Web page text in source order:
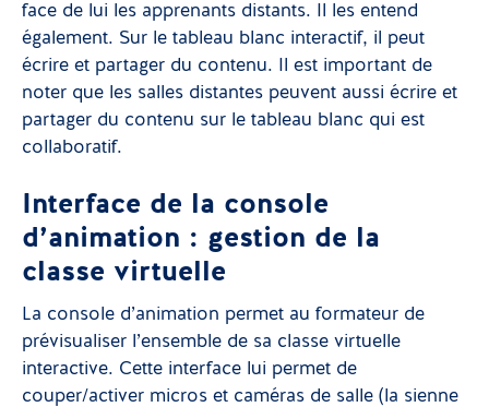
face de lui les apprenants distants. Il les entend
également. Sur le tableau blanc interactif, il peut
écrire et partager du contenu. Il est important de
noter que les salles distantes peuvent aussi écrire et
partager du contenu sur le tableau blanc qui est
collaboratif.
Interface de la console
d’animation : gestion de la
classe virtuelle
La console d’animation permet au formateur de
prévisualiser l’ensemble de sa classe virtuelle
interactive. Cette interface lui permet de
couper/activer micros et caméras de salle (la sienne